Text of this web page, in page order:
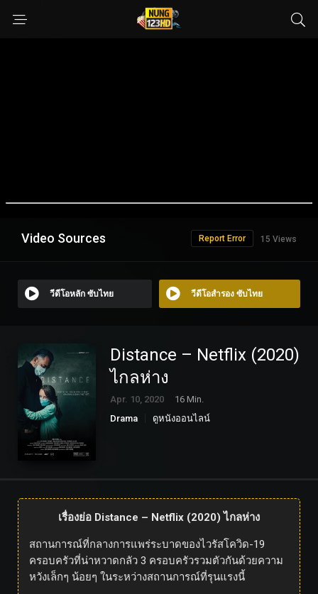
Video Sources 15 Views
Report Error
วีดีโอหลัก ซับไทย วีดีโอสำรอง ซับไทย
Distance – Netflix (2020)
ไกลห่าง
Apr. 10, 2020
16 Min.
Drama
ดูหนังออนไลน์
เรื่องย่อ Distance – Netflix (2020) ไกลห่าง
สถานการณ์ที่กลางการแพร่ระบาดของไวรัสโควิด-19
ครอบครัวที่น่าหวาดกลัว 3 ครอบครัวรวมตัวกันด้วยความ
หวังเล็กๆ น้อยๆ ในระหว่างสถานการณ์ที่รุนแรงนี้